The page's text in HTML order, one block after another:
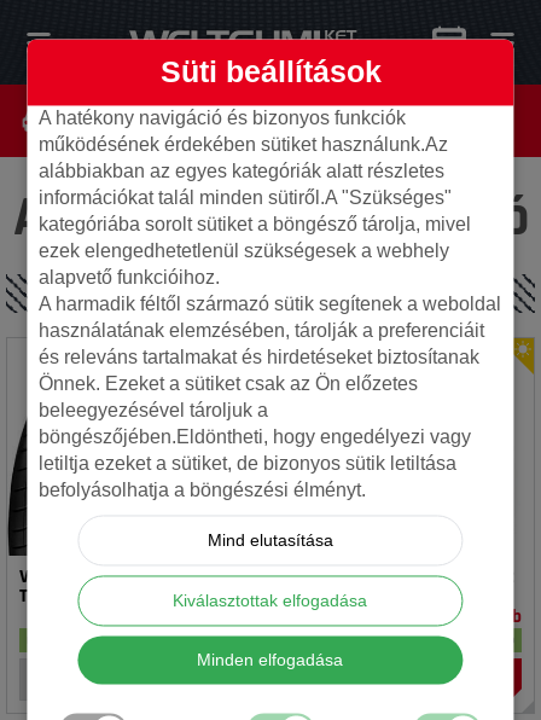
Az oldal nem található
SPECIÁLIS AJÁNLATOK
Vredestein 195/65R15 91T T-
TRAC 2 DOT23
17 db
Rotalla 195/65R15 91V RH02
14 990 Ft/ db
raktáron
Süti beállítások
A hatékony navigáció és bizonyos funkciók
működésének érdekében sütiket használunk.Az
alábbiakban az egyes kategóriák alatt részletes
információkat talál minden sütiről.A "Szükséges"
kategóriába sorolt sütiket a böngésző tárolja, mivel
ezek elengedhetetlenül szükségesek a webhely
alapvető funkcióihoz.
A harmadik féltől származó sütik segítenek a weboldal
használatának elemzésében, tárolják a preferenciáit
és releváns tartalmakat és hirdetéseket biztosítanak
Önnek. Ezeket a sütiket csak az Ön előzetes
beleegyezésével tároljuk a
böngészőjében.Eldöntheti, hogy engedélyezi vagy
letiltja ezeket a sütiket, de bizonyos sütik letiltása
befolyásolhatja a böngészési élményt.
Mind elutasítása
Kiválasztottak elfogadása
Minden elfogadása